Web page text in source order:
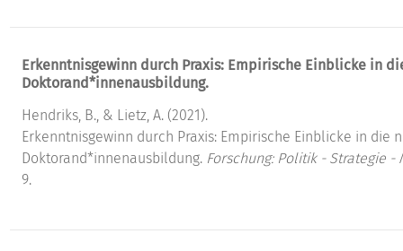
Erkenntnisgewinn durch Praxis: Empirische Einblicke in
Doktorand*innenausbildung.
Hendriks, B., & Lietz, A. (2021).
Erkenntnisgewinn durch Praxis: Empirische Einblicke in die
Doktorand*innenausbildung. Forschung: Politik - Strategie -
9.